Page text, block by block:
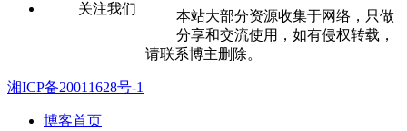
关注我们
本站大部分资源收集于网络，只做
分享和交流使用，如有侵权转载，
请联系博主删除。
湘ICP备20011628号-1
博客首页